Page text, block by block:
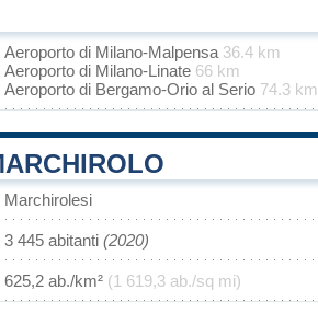
Aeroporto di Milano-Malpensa 36.4 km
Aeroporto di Milano-Linate 66 km
Aeroporto di Bergamo-Orio al Serio 74.3 km
Marchirolesi
3 445 abitanti (2020)
625,2 ab./km² (1 619,3 ab./sq mi)